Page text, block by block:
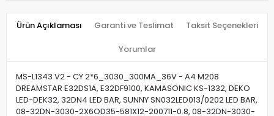
Ürün Açıklaması Garanti ve Teslimat Taksit Seçenekleri
Yorumlar
MS-L1343 V2 - CY 2*6_3030_300MA_36V - A4 M208
DREAMSTAR E32DS1A, E32DF9100, KAMASONIC KS-1332, DEKO
LED-DEK32, 32DN4 LED BAR, SUNNY SN032LED013/0202 LED BAR,
08-32DN-3030-2X6OD35-581X12-200711-0.8, 08-32DN-3030-